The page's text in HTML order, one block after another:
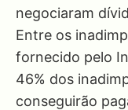
negociaram
Entre os
fornecido pelo
46% dos
conseguirão